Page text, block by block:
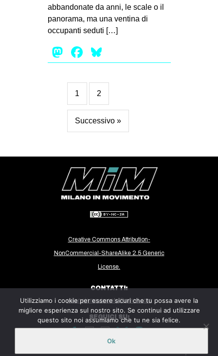
abbandonate da anni, le scale o il
panorama, ma una ventina di
occupanti seduti […]
Mastodon
Facebook
1 2
Successivo »
Creative Commons Attribution-
NonCommercial-ShareAlike 2.5 Generic
License.
CONTATTI:
milanoinmovimento@gmail.com
SEGUICI SU:
Utilizziamo i cookie per essere sicuri che tu possa avere la
migliore esperienza sul nostro sito. Se continui ad utilizzare
questo sito noi assumiamo che tu ne sia felice.
Ok